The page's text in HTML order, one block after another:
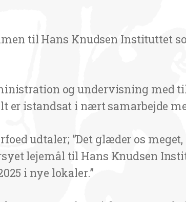
til Hans Knudsen Instituttet
og undervisning med
er istandsat i nært samarbejde
udtaler; ”Det glæder os
lejemål til Hans Knudsen
i nye lokaler.”